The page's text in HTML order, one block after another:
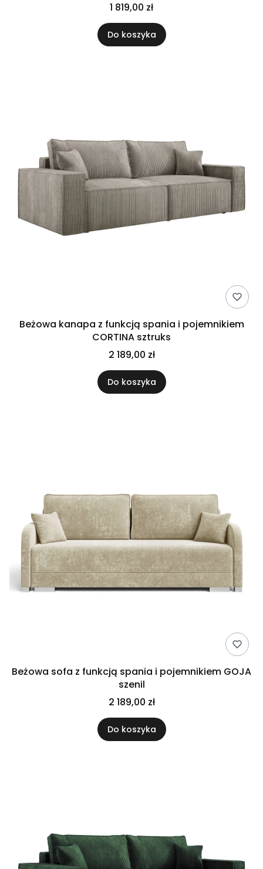
1 819,00 zł
Do koszyka
Beżowa kanapa z funkcją spania i pojemnikiem
CORTINA sztruks
2 189,00 zł
Do koszyka
Beżowa sofa z funkcją spania i pojemnikiem GOJA
szenil
2 189,00 zł
Do koszyka